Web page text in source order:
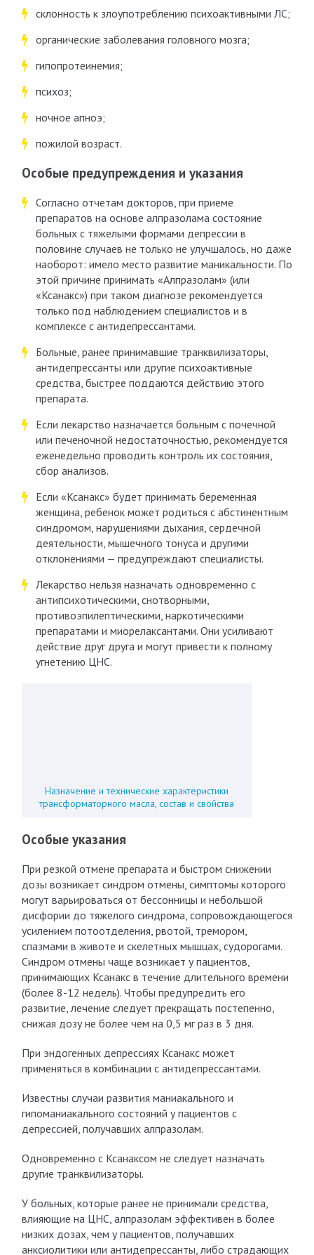
склонность к злоупотреблению психоактивными ЛС;
органические заболевания головного мозга;
гипопротеинемия;
психоз;
ночное апноэ;
пожилой возраст.
Особые предупреждения и указания
Согласно отчетам докторов, при приеме
препаратов на основе алпразолама состояние
больных с тяжелыми формами депрессии в
половине случаев не только не улучшалось, но даже
наоборот: имело место развитие маникальности. По
этой причине принимать «Алпразолам» (или
«Ксанакс») при таком диагнозе рекомендуется
только под наблюдением специалистов и в
комплексе с антидепрессантами.
Больные, ранее принимавшие транквилизаторы,
антидепрессанты или другие психоактивные
средства, быстрее поддаются действию этого
препарата.
Если лекарство назначается больным с почечной
или печеночной недостаточностью, рекомендуется
еженедельно проводить контроль их состояния,
сбор анализов.
Если «Ксанакс» будет принимать беременная
женщина, ребенок может родиться с абстинентным
синдромом, нарушениями дыхания, сердечной
деятельности, мышечного тонуса и другими
отклонениями — предупреждают специалисты.
Лекарство нельзя назначать одновременно с
антипсихотическими, снотворными,
противоэпилептическими, наркотическими
препаратами и миорелаксантами. Они усиливают
действие друг друга и могут привести к полному
угнетению ЦНС.
Назначение и технические характеристики
трансформаторного масла, состав и свойства
Особые указания
При резкой отмене препарата и быстром снижении
дозы возникает синдром отмены, симптомы которого
могут варьироваться от бессонницы и небольшой
дисфории до тяжелого синдрома, сопровождающегося
усилением потоотделения, рвотой, тремором,
спазмами в животе и скелетных мышцах, судорогами.
Синдром отмены чаще возникает у пациентов,
принимающих Ксанакс в течение длительного времени
(более 8-12 недель). Чтобы предупредить его
развитие, лечение следует прекращать постепенно,
снижая дозу не более чем на 0,5 мг раз в 3 дня.
При эндогенных депрессиях Ксанакс может
применяться в комбинации с антидепрессантами.
Известны случаи развития маниакального и
гипоманиакального состояний у пациентов с
депрессией, получавших алпразолам.
Одновременно с Ксанаксом не следует назначать
другие транквилизаторы.
У больных, которые ранее не принимали средства,
влияющие на ЦНС, алпразолам эффективен в более
низких дозах, чем у пациентов, получавших
анксиолитики или антидепрессанты, либо страдающих